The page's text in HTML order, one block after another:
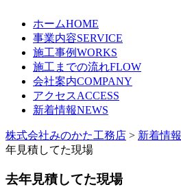
ホームHOME
事業内容SERVICE
施工事例WORKS
施工までの流れFLOW
会社案内COMPANY
アクセスACCESS
新着情報NEWS
株式会社みのかた工務店 > 新着情報
年見積してた現場
去年見積してた現場